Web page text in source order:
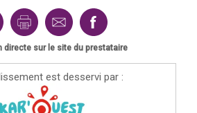
directe sur le site du prestataire
est desservi par :